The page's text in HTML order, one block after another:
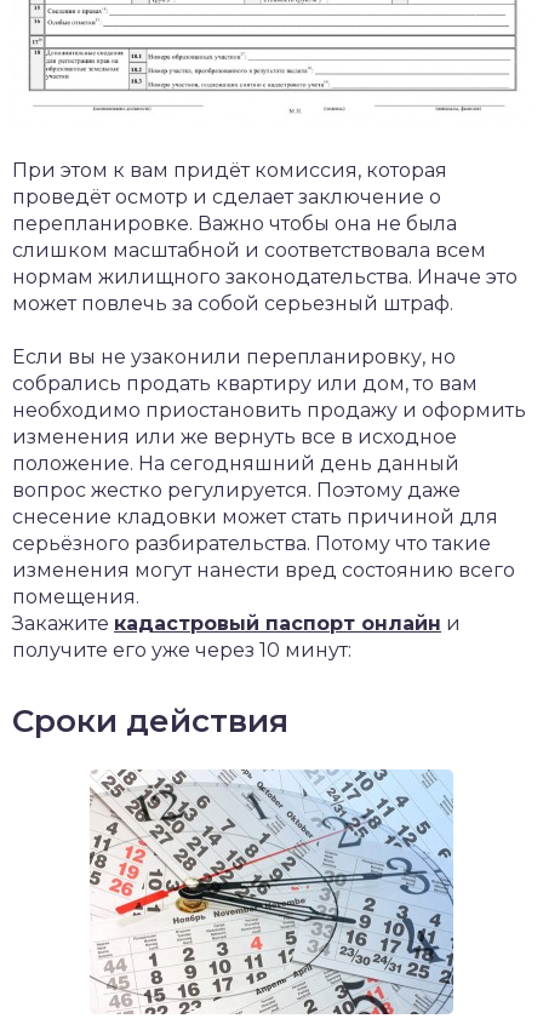
При этом к вам придёт комиссия, которая
проведёт осмотр и сделает заключение о
перепланировке. Важно чтобы она не была
слишком масштабной и соответствовала всем
нормам жилищного законодательства. Иначе это
может повлечь за собой серьезный штраф.
Если вы не узаконили перепланировку, но
собрались продать квартиру или дом, то вам
необходимо приостановить продажу и оформить
изменения или же вернуть все в исходное
положение. На сегодняшний день данный
вопрос жестко регулируется. Поэтому даже
снесение кладовки может стать причиной для
серьёзного разбирательства. Потому что такие
изменения могут нанести вред состоянию всего
помещения.
Закажите кадастровый паспорт онлайн и
получите его уже через 10 минут:
Сроки действия